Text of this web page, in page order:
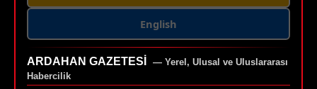
English
ARDAHAN GAZETESI
— Yerel, Ulusal ve Uluslararası
Habercilik